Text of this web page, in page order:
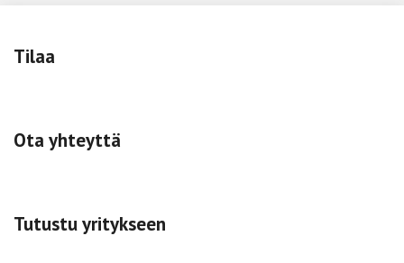
Tilaa
Ota yhteyttä
Tutustu yritykseen